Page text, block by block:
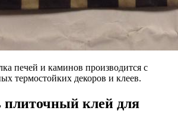
печей и каминов производится с
термостойких декоров и клеев.
клей для